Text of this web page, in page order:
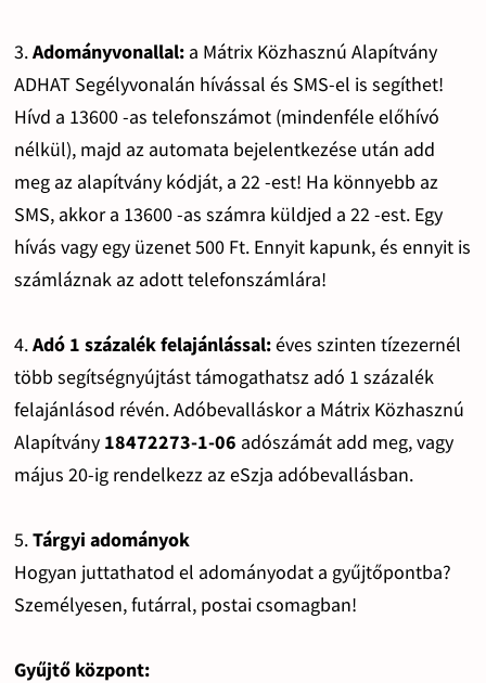
3.Adományvonallal:a Mátrix Közhasznú Alapítvány
ADHAT Segélyvonalán hívással és SMS-el is segíthet!
Hívd a 13600 -as telefonszámot (mindenféle előhívó
nélkül), majd az automata bejelentkezése után add
meg az alapítvány kódját, a 22 -est! Ha könnyebb az
SMS, akkor a 13600 -as számra küldjed a 22 -est. Egy
hívás vagy egy üzenet 500 Ft. Ennyit kapunk, és ennyit is
számláznak az adott telefonszámlára!
4.Adó 1 százalék felajánlással:éves szinten tízezernél
több segítségnyújtást támogathatsz adó 1 százalék
felajánlásod révén. Adóbevalláskor a Mátrix Közhasznú
Alapítvány 18472273-1-06 adószámát add meg, vagy
május 20-ig rendelkezz az eSzja adóbevallásban.
5.Tárgyi adományok
Hogyan juttathatod el adományodat a gyűjtőpontba?
Személyesen, futárral, postai csomagban!
Gyűjtő központ: